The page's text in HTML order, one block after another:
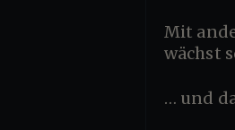
Mit anderen Worten: Nicht nur die Empörung verbreitet sich, denn auch die Wahrnehmung der Empörung
wächst
… und